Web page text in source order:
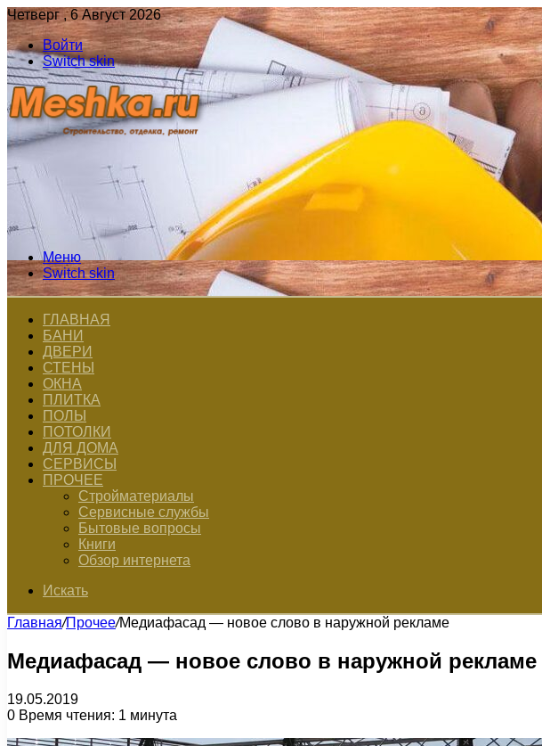
Четверг , 6 Август 2026
Войти
Switch skin
Меню
Switch skin
ГЛАВНАЯ
БАНИ
ДВЕРИ
СТЕНЫ
ОКНА
ПЛИТКА
ПОЛЫ
ПОТОЛКИ
ДЛЯ ДОМА
СЕРВИСЫ
ПРОЧЕЕ
Стройматериалы
Сервисные службы
Бытовые вопросы
Книги
Обзор интернета
Искать
Главная/Прочее/Медиафасад — новое слово в наружной рекламе
Медиафасад — новое слово в наружной рекламе
19.05.2019
0 Время чтения: 1 минута